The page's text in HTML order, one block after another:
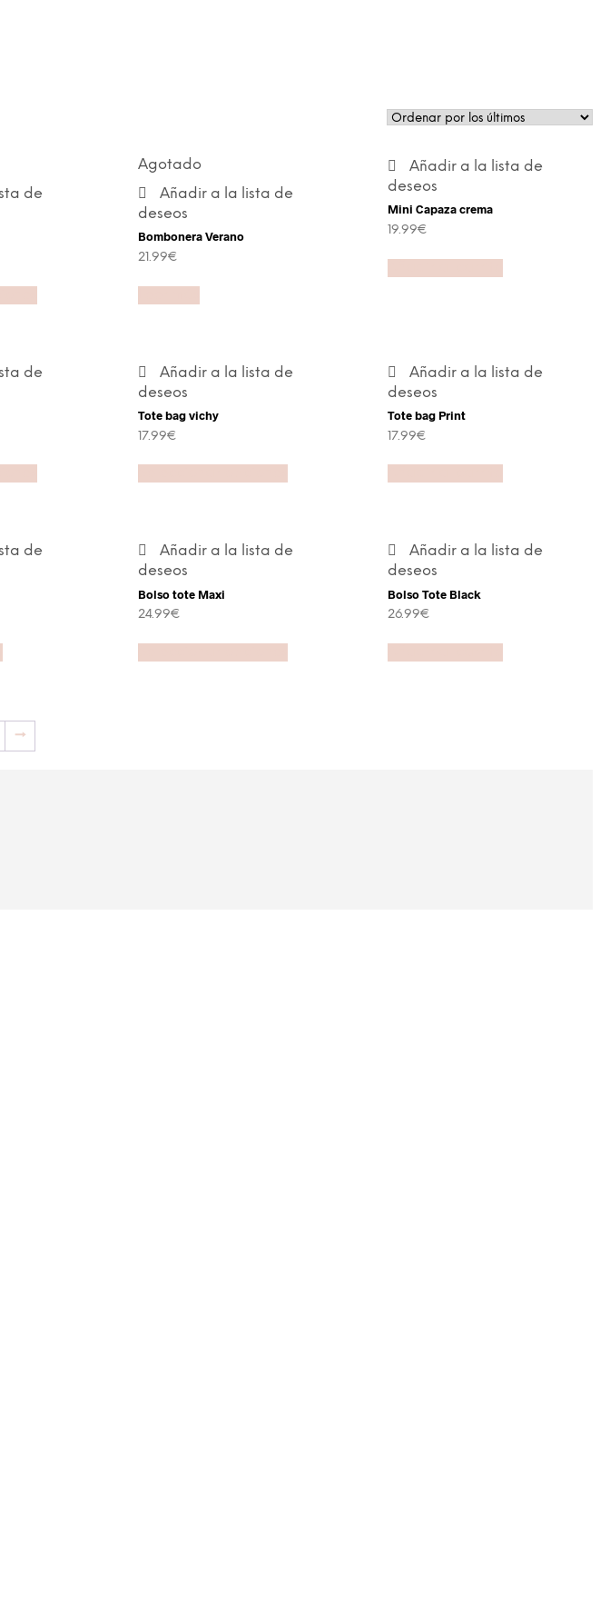
de
Agotado
Añadir a la lista de
deseos
Bombonera Verano
21.99€
Añadir a la lista de
deseos
Mini Capaza crema
19.99€
de
Añadir a la lista de
deseos
Tote bag vichy
17.99€
Añadir a la lista de
deseos
Tote bag Print
17.99€
de
Añadir a la lista de
deseos
Bolso tote Maxi
24.99€
Añadir a la lista de
deseos
Bolso Tote Black
26.99€
→